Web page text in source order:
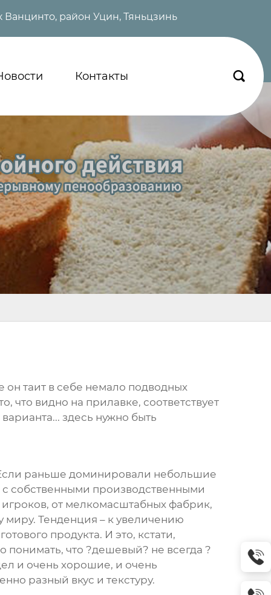
район Уцин, Тяньцзинь
Контакты 
он таит в себе немало подводных
что видно на прилавке, соответствует
здесь нужно быть
раньше доминировали небольшие
собственными производственными
от мелкомасштабных фабрик,
Тенденция – к увеличению
продукта. И это, кстати,
что ?дешевый? не всегда ?
и очень хорошие, и очень
разный вкус и текстуру.